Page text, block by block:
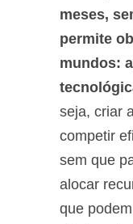
meses,
permite
mundos:
seja, criar
competir
sem que
alocar
que